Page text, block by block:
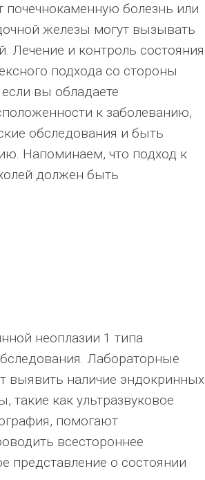
почечнокаменную болезнь или
железы могут вызывать
Лечение и контроль состояния
подхода со стороны
вы обладаете
к заболеванию,
обследования и быть
Напоминаем, что подход к
должен быть
неоплазии 1 типа
Лабораторные
выявить наличие эндокринных
как ультразвуковое
помогают
всестороннее
представление о состоянии